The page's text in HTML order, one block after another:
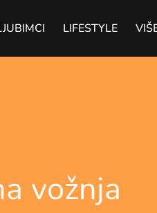
LIFESTYLE
vožnja